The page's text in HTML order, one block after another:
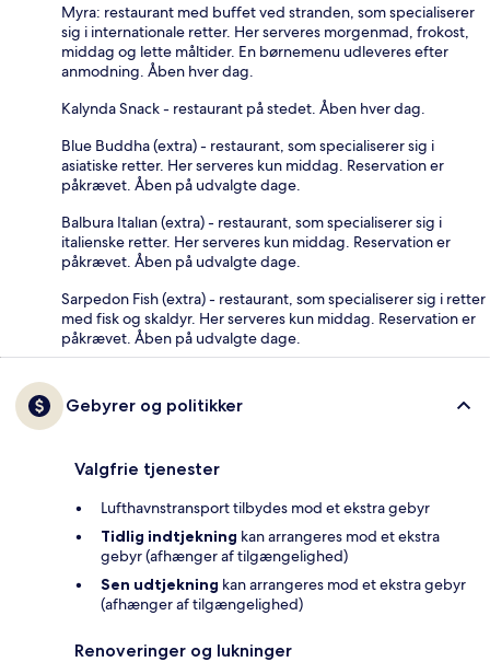
Myra: restaurant med buffet ved stranden, som specialiserer
sig i internationale retter. Her serveres morgenmad, frokost,
middag og lette måltider. En børnemenu udleveres efter
anmodning. Åben hver dag.
Kalynda Snack - restaurant på stedet. Åben hver dag.
Blue Buddha (extra) - restaurant, som specialiserer sig i
asiatiske retter. Her serveres kun middag. Reservation er
påkrævet. Åben på udvalgte dage.
Balbura Italıan (extra) - restaurant, som specialiserer sig i
italienske retter. Her serveres kun middag. Reservation er
påkrævet. Åben på udvalgte dage.
Sarpedon Fish (extra) - restaurant, som specialiserer sig i retter
med fisk og skaldyr. Her serveres kun middag. Reservation er
påkrævet. Åben på udvalgte dage.
Gebyrer og politikker
Valgfrie tjenester
Lufthavnstransport tilbydes mod et ekstra gebyr
Tidlig indtjekning kan arrangeres mod et ekstra
gebyr (afhænger af tilgængelighed)
Sen udtjekning kan arrangeres mod et ekstra gebyr
(afhænger af tilgængelighed)
Renoveringer og lukninger